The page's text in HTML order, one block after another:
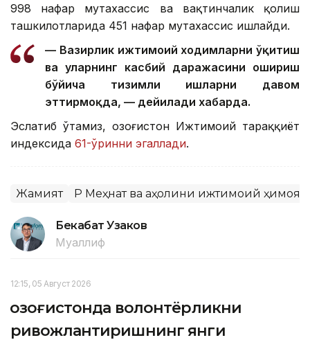
998 нафар мутахассис ва вақтинчалик қолиш
ташкилотларида 451 нафар мутахассис ишлайди.
— Вазирлик ижтимоий ходимларни ўқитиш
ва уларнинг касбий даражасини ошириш
бўйича тизимли ишларни давом
эттирмоқда, — дейилади хабарда.
Эслатиб ўтамиз, Қозоғистон Ижтимоий тараққиёт
индексида 61-ўринни эгаллади.
Жамият ҚР Меҳнат ва аҳолини ижтимоий ҳимоя
Бекабат Узаков
Муаллиф
12:15, 05 Август 2026
Қозоғистонда волонтёрликни
ривожлантиришнинг янги